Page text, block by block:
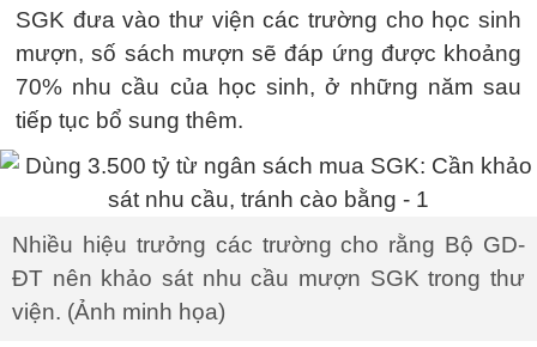
SGK đưa vào thư viện các trường cho học sinh
mượn, số sách mượn sẽ đáp ứng được khoảng
70% nhu cầu của học sinh, ở những năm sau
tiếp tục bổ sung thêm.
Nhiều hiệu trưởng các trường cho rằng Bộ GD-
ĐT nên khảo sát nhu cầu mượn SGK trong thư
viện. (Ảnh minh họa)